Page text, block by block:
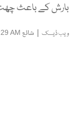
بارش کے باعث
ویب ڈیسک | شائع AM